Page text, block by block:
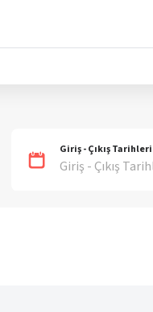
Giriş - Çıkış Tarihleri
Giriş - Çıkış